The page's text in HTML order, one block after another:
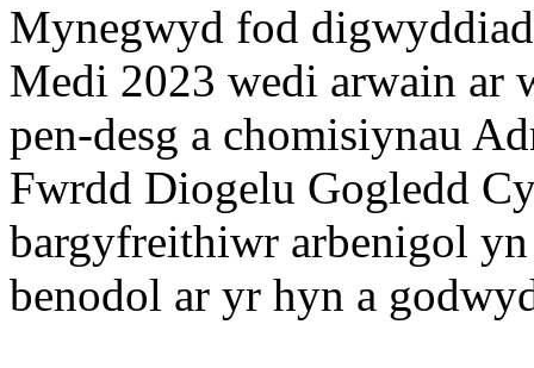
Mynegwyd fod
Medi 2023 wedi arwain ar
pen-desg a chomisiynau
Fwrdd Diogelu Gogledd
bargyfreithiwr arbenigol
benodol ar yr hyn a